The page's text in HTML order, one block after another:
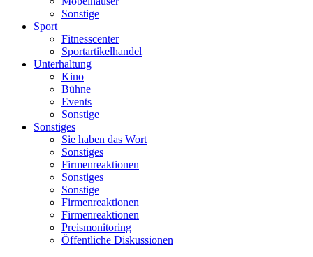
Sonstige
Sport
Fitnesscenter
Sportartikelhandel
Unterhaltung
Kino
Bühne
Events
Sonstige
Sonstiges
Sie haben das Wort
Sonstiges
Firmenreaktionen
Sonstiges
Sonstige
Firmenreaktionen
Firmenreaktionen
Preismonitoring
Öffentliche Diskussionen